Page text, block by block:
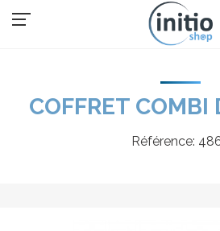
COFFRET COMBI
Référence: